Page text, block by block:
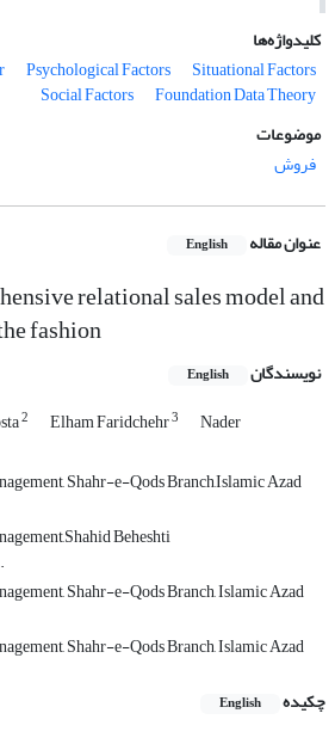
کلیدواژه‌ها
Psychological Factors Situational Factors
Social Factors
Foundation Data Theory
موضوعات
فروش
عنوان مقاله English
relational sales model and
fashion
نویسندگان English
2 Elham Faridchehr3 Nader
Shahr-e-Qods Branch,Islamic Azad
Beheshti
Shahr-e-Qods Branch, Islamic Azad
Shahr-e-Qods Branch, Islamic Azad
چکیده
English